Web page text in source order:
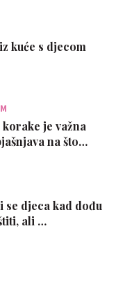
kuće s djecom
je važna
na što…
djeca kad dođu
ali …